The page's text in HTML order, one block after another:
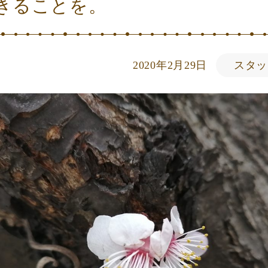
ることを。
2020年2月29日 スタ